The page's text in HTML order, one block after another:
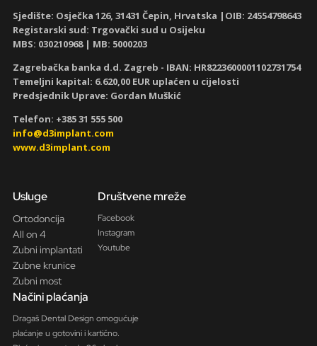
Sjedište: Osječka 126, 31431 Čepin, Hrvatska |OIB: 24554798643
Registarski sud: Trgovački sud u Osijeku
MBS: 030210968 | MB: 5000203
Zagrebačka banka d.d. Zagreb - IBAN: HR8223600001102731754
Temeljni kapital: 6.620,00 EUR uplaćen u cijelosti
Predsjednik Uprave: Gordan Muškić
Telefon: +385 31 555 500
info@d3implant.com
www.d3implant.com
Usluge
Ortodoncija
All on 4
Zubni implantati
Zubne krunice
Zubni most
Društvene mreže
Facebook
Instagram
Youtube
Načini plaćanja
Dragaš Dental Design omogućuje
plaćanje u gotovini i kartično.